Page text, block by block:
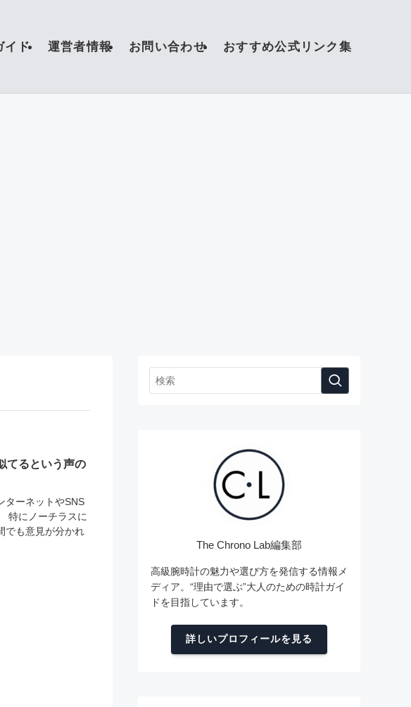
イド 運営者情報 お問い合わせ おすすめ公式リンク集
てるという声の
ターネットやSNS
特にノーチラスに
でも意見が分かれ
The Chrono Lab編集部
高級腕時計の魅力や選び方を発信する情報メ
ディア。“理由で選ぶ”大人のための時計ガイ
ドを目指しています。
詳しいプロフィールを見る